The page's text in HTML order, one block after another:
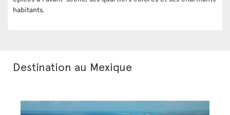
habitants.
Destination au Mexique